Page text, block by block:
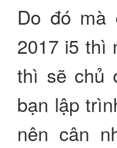
Do đó mà
2017 i5 thì
thì sẽ chủ
bạn lập
nên cân